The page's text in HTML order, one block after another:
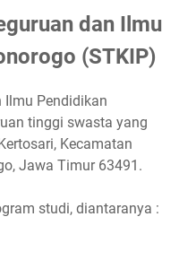
dan Ilmu
(STKIP)
Ilmu Pendidikan
tinggi swasta yang
Kecamatan
Jawa Timur 63491.
studi, diantaranya :